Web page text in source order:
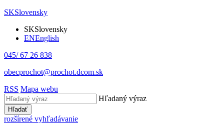
SKSlovensky
SKSlovensky
ENEnglish
045/ 67 26 838
obecprochot@prochot.dcom.sk
RSS Mapa webu
Hľadaný výraz
Hľadať
rozšírené vyhľadávanie